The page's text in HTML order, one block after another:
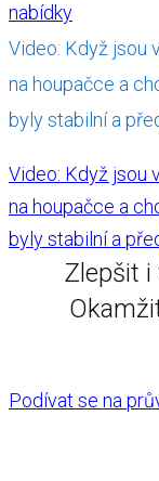
nabídky
Video: Když jsou
na houpačce a
byly stabilní a
Video: Když jsou
na houpačce a
byly stabilní a
Zlepšit i
Podívat se na